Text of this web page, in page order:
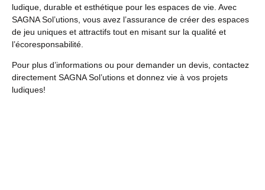
ludique, durable et esthétique pour les espaces de vie. Avec
SAGNA Sol’utions, vous avez l’assurance de créer des espaces
de jeu uniques et attractifs tout en misant sur la qualité et
l’écoresponsabilité.
Pour plus d’informations ou pour demander un devis, contactez
directement SAGNA Sol’utions et donnez vie à vos projets
ludiques!